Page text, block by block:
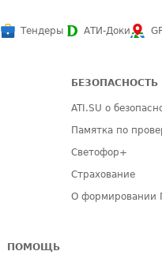
Тендеры АТИ-Доки
БЕЗОПАСНОСТЬ
ATI.SU о
Памятка по
Светофор+
Страхование
О формировании
ПОМОЩЬ